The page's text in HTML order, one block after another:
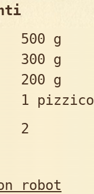
g
g
200 g
pizzico
2
robot